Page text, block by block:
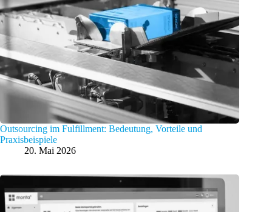
Outsourcing im Fulfillment: Bedeutung, Vorteile und
Praxisbeispiele
20. Mai 2026